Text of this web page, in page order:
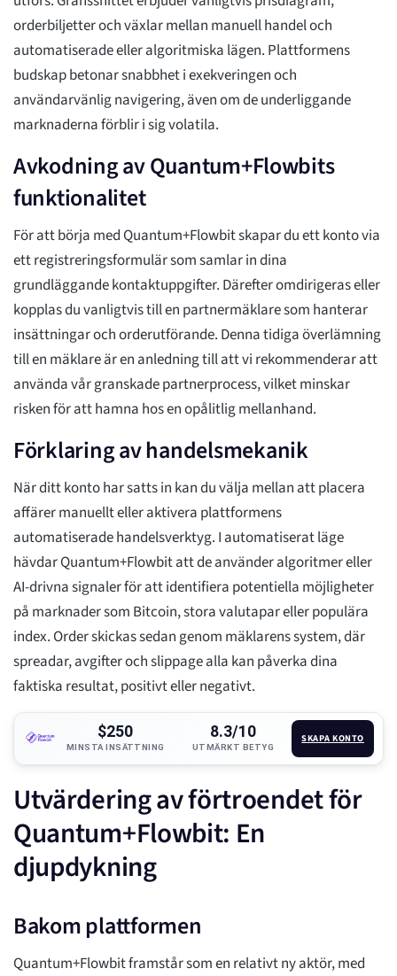
orderbiljetter och växlar mellan manuell handel och
automatiserade eller algoritmiska lägen. Plattformens
budskap betonar snabbhet i exekveringen och
användarvänlig navigering, även om de underliggande
marknaderna förblir i sig volatila.
Avkodning av Quantum+Flowbits
funktionalitet
För att börja med Quantum+Flowbit skapar du ett konto via
ett registreringsformulär som samlar in dina
grundläggande kontaktuppgifter. Därefter omdirigeras eller
kopplas du vanligtvis till en partnermäklare som hanterar
insättningar och orderutförande. Denna tidiga överlämning
till en mäklare är en anledning till att vi rekommenderar att
använda vår granskade partnerprocess, vilket minskar
risken för att hamna hos en opålitlig mellanhand.
Förklaring av handelsmekanik
När ditt konto har satts in kan du välja mellan att placera
affärer manuellt eller aktivera plattformens
automatiserade handelsverktyg. I automatiserat läge
hävdar Quantum+Flowbit att de använder algoritmer eller
AI-drivna signaler för att identifiera potentiella möjligheter
på marknader som Bitcoin, stora valutapar eller populära
index. Order skickas sedan genom mäklarens system, där
spreadar, avgifter och slippage alla kan påverka dina
faktiska resultat, positivt eller negativt.
$250
MINSTA INSÄTTNING
8.3/10
UTMÄRKT BETYG
SKAPA KONTO
Utvärdering av förtroendet för
Quantum+Flowbit: En
djupdykning
Bakom plattformen
Quantum+Flowbit framstår som en relativt ny aktör, med